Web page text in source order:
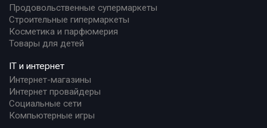
Продовольственные супермаркеты
Строительные гипермаркеты
Косметика и парфюмерия
Товары для детей
IT и интернет
Интернет-магазины
Интернет провайдеры
Социальные сети
Компьютерные игры